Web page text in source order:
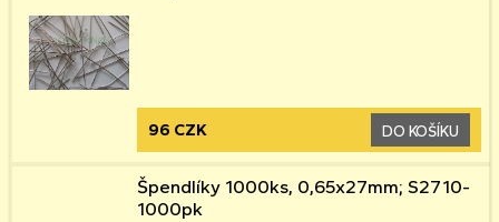
96 CZK DO KOŠÍKU
Špendlíky 1000ks, 0,65x27mm; S2710-
1000pk